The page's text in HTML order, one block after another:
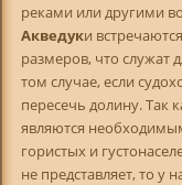
реками или другими
Акведуки
размеров, что служат
том случае, если
пересечь долину. Так
являются
гористых и
не представляет, то у